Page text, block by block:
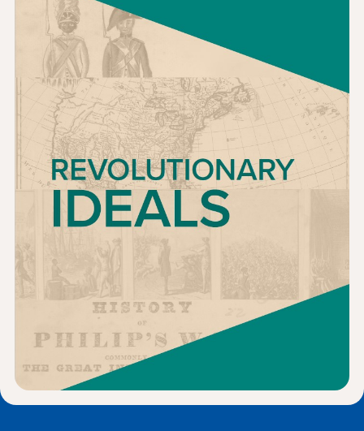
حول NHD
شارك